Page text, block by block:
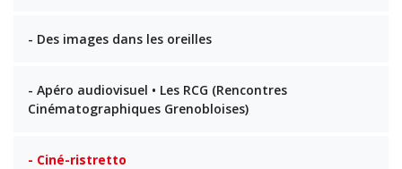
- Des images dans les oreilles
- Apéro audiovisuel • Les RCG (Rencontres
Cinématographiques Grenobloises)
- Ciné-ristretto